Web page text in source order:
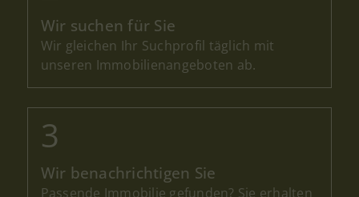
Grundstück
Gewerbeimmobilie
Zimmer
Wir suchen für Sie
Wir gleichen Ihr Suchprofil täglich mit
unseren Immobilienangeboten ab.
Wir benachrichtigen Sie
Passende Immobilie gefunden? Sie erhalten